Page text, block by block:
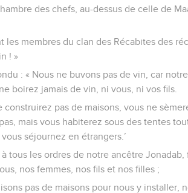
des chefs, au-dessus de celle de
les membres du clan des Récabites des
! »
: « Nous ne buvons pas de vin, car
boirez jamais de vin, ni vous, ni vos fils.
construirez pas de maisons, vous ne
mais vous habiterez sous des tentes
séjournez en étrangers.’
tous les ordres de notre ancêtre
nos femmes, nos fils et nos filles ;
pas de maisons pour nous y installer,